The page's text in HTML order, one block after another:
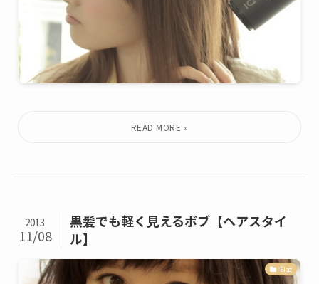
黒髪でも軽く見えるボブ【ヘアスタイ
ル】
2013
11/08
Blog